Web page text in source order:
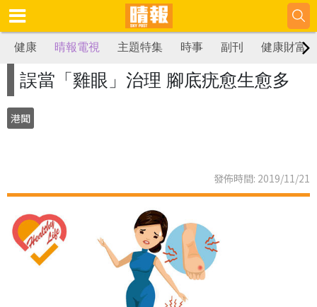
健康 晴報電視 主題特集 時事 副刊 健康財富
誤當「雞眼」治理 腳底疣愈生愈多
港聞
發佈時間: 2019/11/21